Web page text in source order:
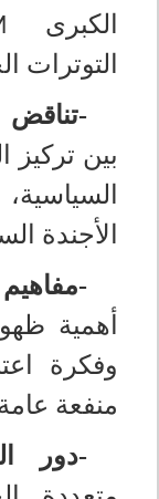
الكبرى
التوترات
-
بين تركيز
الأجندة
-
أهمية
وفكرة
منفعة
-دور